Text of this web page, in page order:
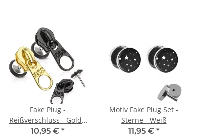
Fake Plug -
Reißverschluss - Gold -
Schwarz
10,95 € *
Motiv Fake Plug Set -
Sterne - Weiß
11,95 € *